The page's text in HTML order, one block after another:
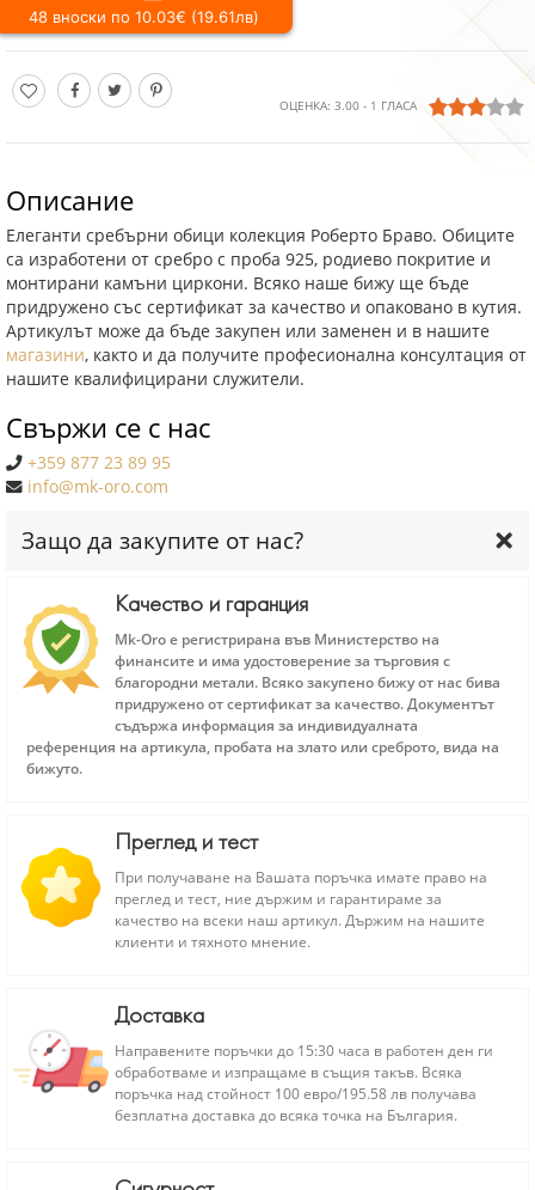
48 вноски по 10.03€ (19.61лв)
ОЦЕНКА: 3.00 - 1 ГЛАСА
Описание
Елеганти сребърни обици колекция Роберто Браво. Обиците
са изработени от сребро с проба 925, родиево покритие и
монтирани камъни циркони. Всяко наше бижу ще бъде
придружено със сертификат за качество и опаковано в кутия.
Артикулът може да бъде закупен или заменен и в нашите
магазини, както и да получите професионална консултация от
нашите квалифицирани служители.
Свържи се с нас
+359 877 23 89 95
info@mk-oro.com
Защо да закупите от нас?
Качество и гаранция
Mk-Oro е регистрирана във Министерство на
финансите и има удостоверение за търговия с
благородни метали. Всяко закупено бижу от нас бива
придружено от сертификат за качество. Документът
съдържа информация за индивидуалната
референция на артикула, пробата на злато или среброто, вида на
бижуто.
Преглед и тест
При получаване на Вашата поръчка имате право на
преглед и тест, ние държим и гарантираме за
качество на всеки наш артикул. Държим на нашите
клиенти и тяхното мнение.
Доставка
Направените поръчки до 15:30 часа в работен ден ги
обработваме и изпращаме в същия такъв. Всяка
поръчка над стойност 100 евро/195.58 лв получава
безплатна доставка до всяка точка на България.